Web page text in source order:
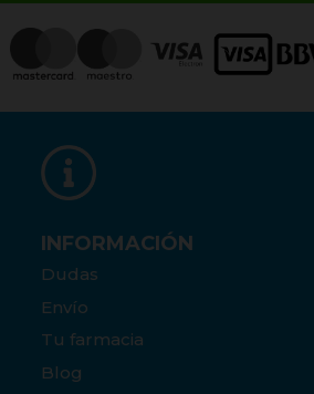
INFORMACIÓN
Dudas
Envío
Tu farmacia
Blog